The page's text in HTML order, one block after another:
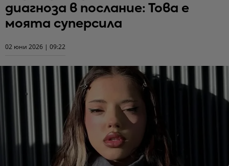
диагноза в послание: Това е
моята суперсила
02 юни 2026 | 09:22